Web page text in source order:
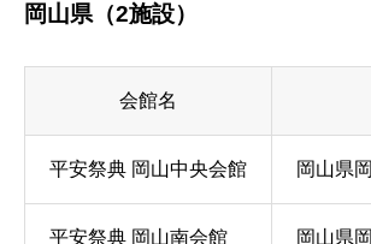
岡山県（2施設）
会館名
平安祭典 岡山中央会館 岡山県
平安祭典 岡山南会館 岡山県